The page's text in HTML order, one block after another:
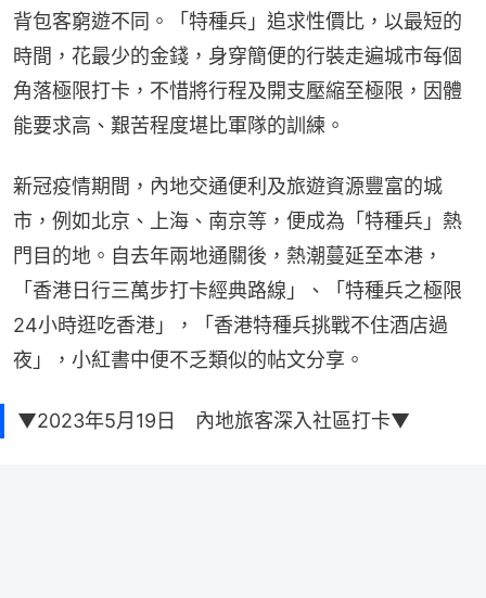
背包客窮遊不同。「特種兵」追求性價比，以最短的
時間，花最少的金錢，身穿簡便的行裝走遍城市每個
角落極限打卡，不惜將行程及開支壓縮至極限，因體
能要求高、艱苦程度堪比軍隊的訓練。
新冠疫情期間，內地交通便利及旅遊資源豐富的城
市，例如北京、上海、南京等，便成為「特種兵」熱
門目的地。自去年兩地通關後，熱潮蔓延至本港，
「香港日行三萬步打卡經典路線」、「特種兵之極限
24小時逛吃香港」，「香港特種兵挑戰不住酒店過
夜」，小紅書中便不乏類似的帖文分享。
▼2023年5月19日 內地旅客深入社區打卡▼